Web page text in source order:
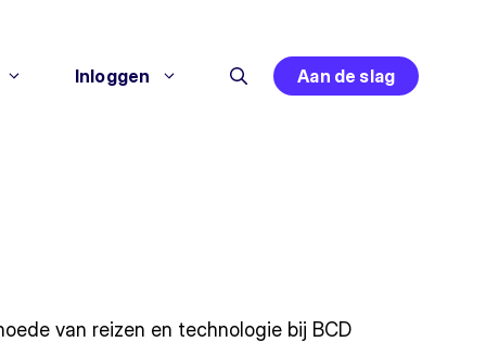
Inloggen Aan de slag
van reizen en technologie bij BCD